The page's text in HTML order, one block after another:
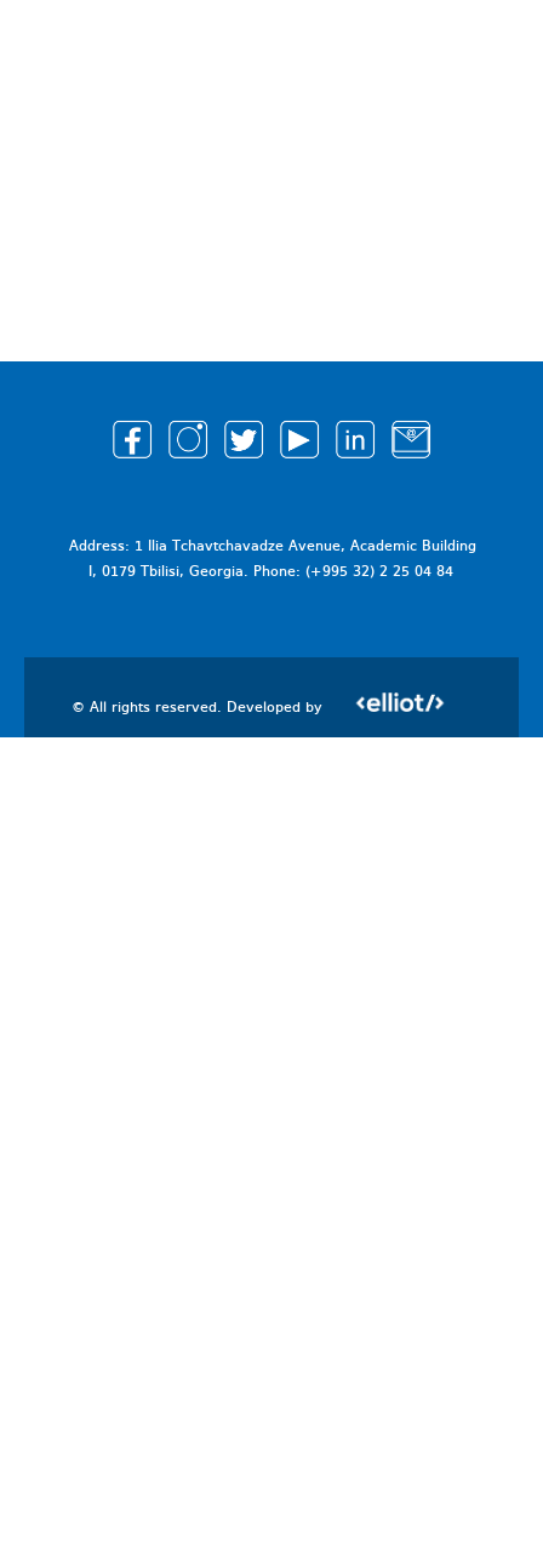
Address: 1 Ilia Tchavtchavadze Avenue, Academic Building
I, 0179 Tbilisi, Georgia. Phone: (+995 32) 2 25 04 84
© All rights reserved. Developed by